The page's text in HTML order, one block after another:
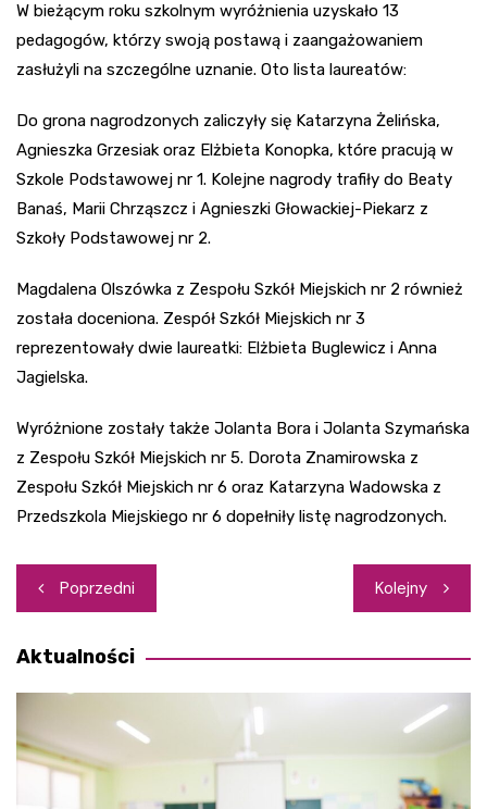
W bieżącym roku szkolnym wyróżnienia uzyskało 13
pedagogów, którzy swoją postawą i zaangażowaniem
zasłużyli na szczególne uznanie. Oto lista laureatów:
Do grona nagrodzonych zaliczyły się Katarzyna Żelińska,
Agnieszka Grzesiak oraz Elżbieta Konopka, które pracują w
Szkole Podstawowej nr 1. Kolejne nagrody trafiły do Beaty
Banaś, Marii Chrząszcz i Agnieszki Głowackiej-Piekarz z
Szkoły Podstawowej nr 2.
Magdalena Olszówka z Zespołu Szkół Miejskich nr 2 również
została doceniona. Zespół Szkół Miejskich nr 3
reprezentowały dwie laureatki: Elżbieta Buglewicz i Anna
Jagielska.
Wyróżnione zostały także Jolanta Bora i Jolanta Szymańska
z Zespołu Szkół Miejskich nr 5. Dorota Znamirowska z
Zespołu Szkół Miejskich nr 6 oraz Katarzyna Wadowska z
Przedszkola Miejskiego nr 6 dopełniły listę nagrodzonych.
Nawigacja
wpisu
Poprzedni Kolejny
Aktualności